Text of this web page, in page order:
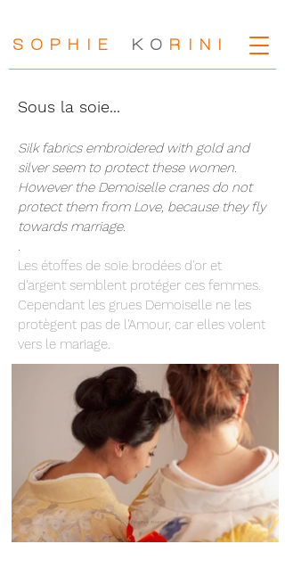
SOPHIE KO RIN I
Sous la soie...
Silk fabrics embroidered with gold and
silver seem to protect these women.
However the Demoiselle cranes do not
protect them from Love, because they fly
towards marriage.
.
Les étoffes de soie brodées d'or et
d'argent semblent protéger ces femmes.
Cependant les grues Demoiselle ne les
protègent pas de l'Amour, car elles volent
vers le mariage.